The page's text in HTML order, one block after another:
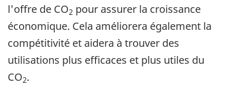
l'offre de CO2 pour assurer la croissance
économique. Cela améliorera également la
compétitivité et aidera à trouver des
utilisations plus efficaces et plus utiles du
CO2.